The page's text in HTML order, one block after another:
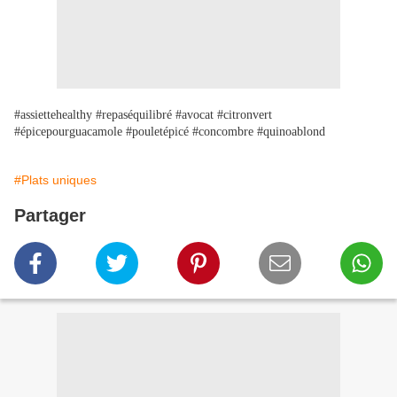
#assiettehealthy #repaséquilibré #avocat #citronvert
#épicepourguacamole #pouletépicé #concombre #quinoablond
#Plats uniques
Partager